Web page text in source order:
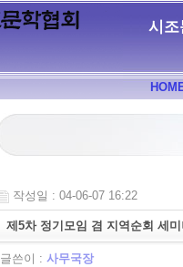
시조
작성일 : 04-06-07 16:22
제5차 정기모임 겸 지역순회 세
글쓴이 : 사무국장